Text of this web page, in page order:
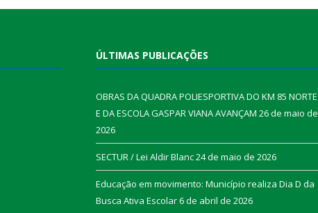
ÚLTIMAS PUBLICAÇÕES
OBRAS DA QUADRA POLIESPORTIVA DO KM 85 NORTE
E DA ESCOLA GASPAR VIANA AVANÇAM 26 de maio de
2026
SECTUR / Lei Aldir Blanc24 de maio de 2026
Educação em movimento: Município realiza Dia D da
Busca Ativa Escolar6 de abril de 2026